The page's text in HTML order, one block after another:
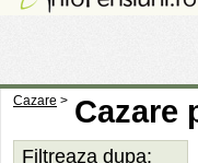
Cazare > Cazare
Filtreaza dupa: